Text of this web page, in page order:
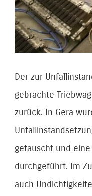
Der zur
gebrachte
zurück. In Gera
getauscht und
durchgeführt. Im
auch